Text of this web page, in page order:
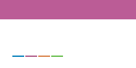
————